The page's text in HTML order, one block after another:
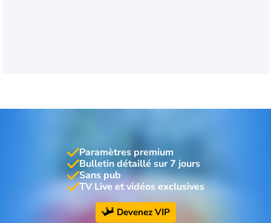
Paramètres premium
Bulletin détaillé sur 7 jours
Sans pub
TV Live et vidéos exclusives
Devenez VIP